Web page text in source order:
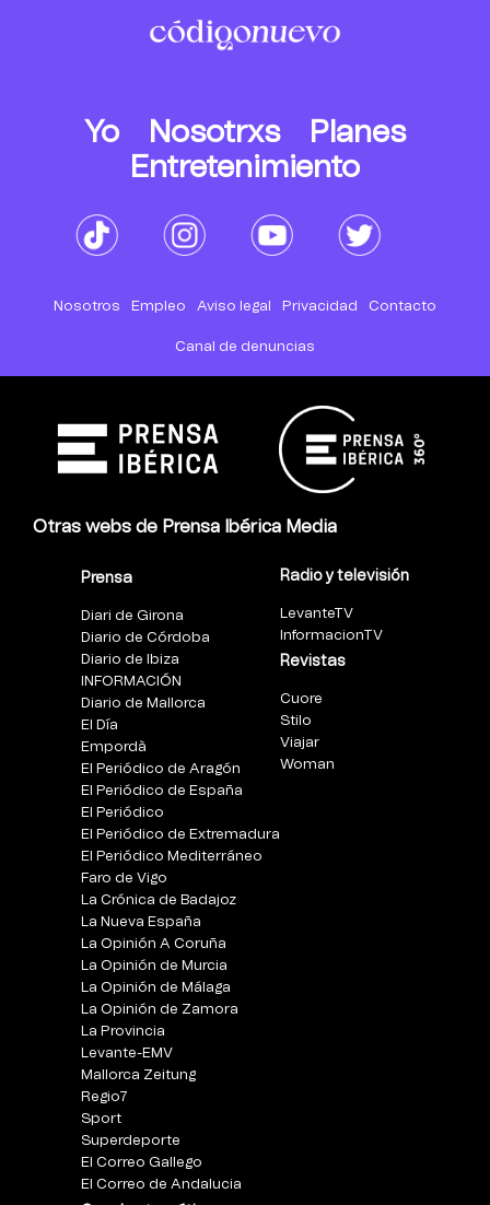
Yo Nosotrxs
Planes
Entretenimiento
Nosotros Empleo Aviso legal Privacidad Contacto
Canal de denuncias
Otras webs de Prensa Ibérica Media
Prensa
Diari de Girona
Diario de Córdoba
Diario de Ibiza
INFORMACIÓN
Diario de Mallorca
El Día
Empordà
El Periódico de Aragón
El Periódico de España
El Periódico
El Periódico de Extremadura
El Periódico Mediterráneo
Faro de Vigo
La Crónica de Badajoz
La Nueva España
La Opinión A Coruña
La Opinión de Murcia
La Opinión de Málaga
La Opinión de Zamora
La Provincia
Levante-EMV
Mallorca Zeitung
Regio7
Sport
Superdeporte
El Correo Gallego
El Correo de Andalucia
Radio y televisión
LevanteTV
InformacionTV
Revistas
Cuore
Stilo
Viajar
Woman